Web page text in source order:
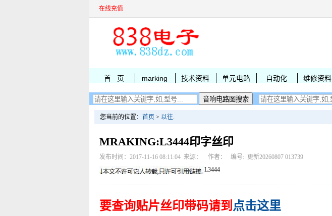
在线充值
首 页 marking 技术资料 单元电路 自动化 维修资料
您当前的位置： 首页 > 以往.
MRAKING:L3444印字丝印
发布时间：2017-11-16 08:11:04 来源： 作者： 编号: 更新20260807 013739
L3444
要查询贴片丝印带码请到 点击这里